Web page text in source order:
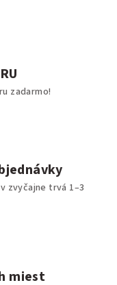
zadarmo!
zvyčajne trvá 1–3
miest